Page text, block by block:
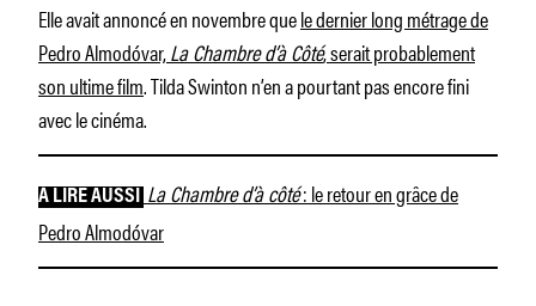
Elle avait annoncé en novembre quele dernier long métrage de
Pedro Almodóvar,La Chambre d’à Côté, serait probablement
son ultime film. Tilda Swinton n’en a pourtant pas encore fini
avec le cinéma.
À LIRE AUSSI La Chambre d’à côté: le retour en grâce de
Pedro Almodóvar